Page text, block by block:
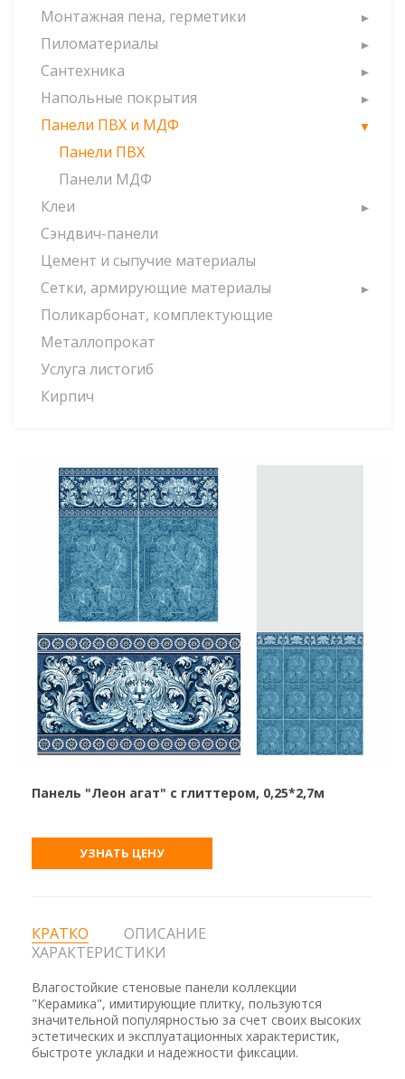
Монтажная пена, герметики
Пиломатериалы
Сантехника
Напольные покрытия
Панели ПВХ и МДФ
Панели ПВХ
Панели МДФ
Клеи
Сэндвич-панели
Цемент и сыпучие материалы
Сетки, армирующие материалы
Поликарбонат, комплектующие
Металлопрокат
Услуга листогиб
Кирпич
Панель "Леон агат" с глиттером, 0,25*2,7м
УЗНАТЬ ЦЕНУ
КРАТКО
ОПИСАНИЕ
ХАРАКТЕРИСТИКИ
Влагостойкие стеновые панели коллекции
"Керамика", имитирующие плитку, пользуются
значительной популярностью за счет своих высоких
эстетических и эксплуатационных характеристик,
быстроте укладки и надежности фиксации.